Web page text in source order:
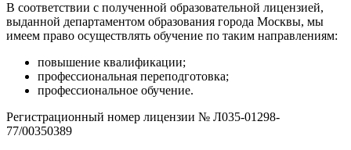
В соответствии с полученной образовательной лицензией,
выданной департаментом образования города Москвы, мы
имеем право осуществлять обучение по таким направлениям:
повышение квалификации;
профессиональная переподготовка;
профессиональное обучение.
Регистрационный номер лицензии № Л035-01298-
77/00350389